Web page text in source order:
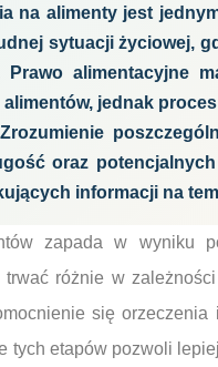
na alimenty jest
sytuacji życiowej,
alimentacyjne
jednak
oraz
informacji na
zapada w wyniku
różnie w
się
tych etapów pozwoli